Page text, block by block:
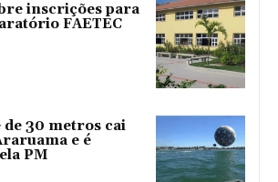
inscrições para
FAETEC
de 30 metros cai
e é
PM